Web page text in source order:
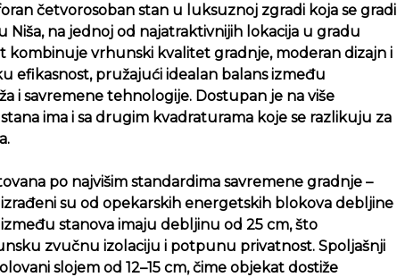
četvorosoban stan u luksuznoj zgradi koja se gradi
Niša, na jednoj od najatraktivnijih lokacija u gradu
kombinuje vrhunski kvalitet gradnje, moderan dizajn i
efikasnost, pružajući idealan balans između
i savremene tehnologije. Dostupan je na više
ima i sa drugim kvadraturama koje se razlikuju za
po najvišim standardima savremene gradnje –
su od opekarskih energetskih blokova debljine
između stanova imaju debljinu od 25 cm, što
zvučnu izolaciju i potpunu privatnost. Spoljašnji
slojem od 12–15 cm, čime objekat dostiže